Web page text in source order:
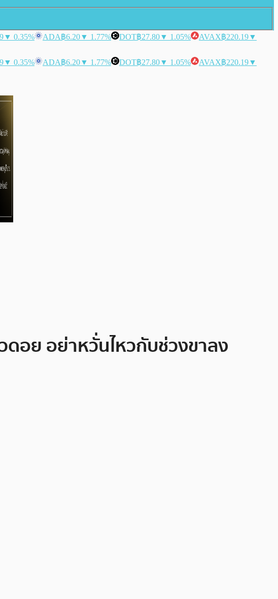
▼ 0.35% ADA฿6.20▼ 1.77% DOT฿27.80▼ 1.05% AVAX฿220.19▼
▼ 0.35% ADA฿6.20▼ 1.77% DOT฿27.80▼ 1.05% AVAX฿220.19▼
อย อย่าหวั่นไหวกับช่วงขาลง